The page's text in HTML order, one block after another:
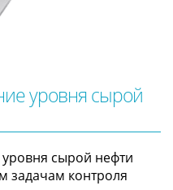
уровня сырой
сырой нефти
задачам контроля